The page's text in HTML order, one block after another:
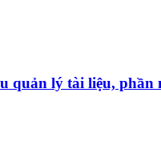
quản lý tài liệu,